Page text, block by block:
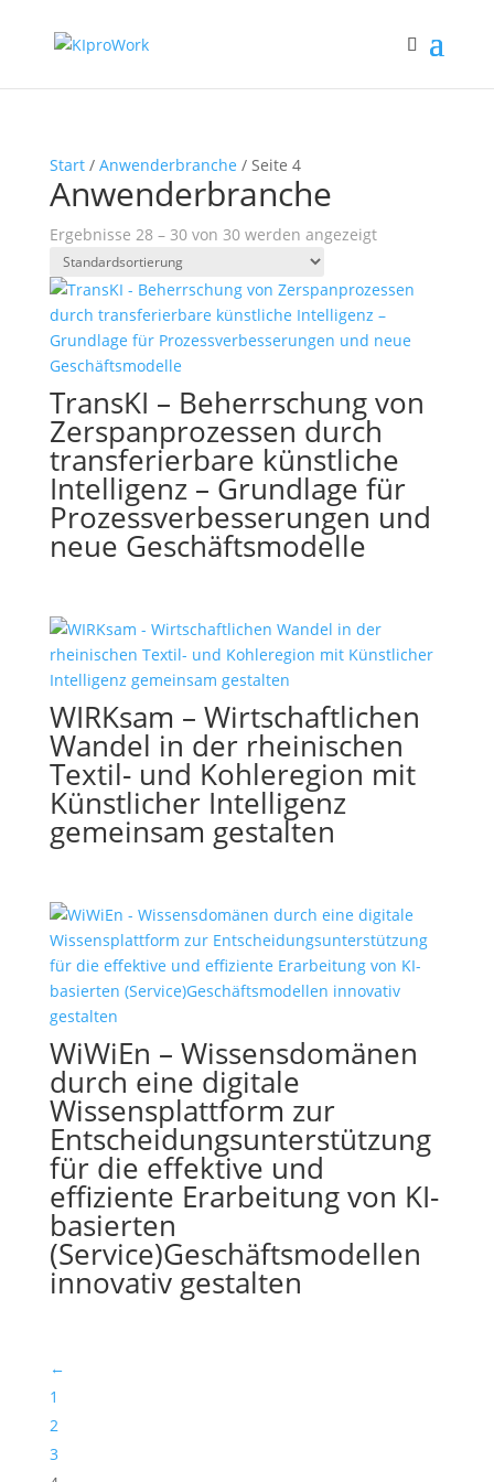
Start/ Anwenderbranche / Seite 4
Anwenderbranche
Ergebnisse 28 – 30 von 30 werden angezeigt
TransKI – Beherrschung von
Zerspanprozessen durch
transferierbare künstliche
Intelligenz – Grundlage für
Prozessverbesserungen und
neue Geschäftsmodelle
WIRKsam – Wirtschaftlichen
Wandel in der rheinischen
Textil- und Kohleregion mit
Künstlicher Intelligenz
gemeinsam gestalten
WiWiEn – Wissensdomänen
durch eine digitale
Wissensplattform zur
Entscheidungsunterstützung
für die effektive und
effiziente Erarbeitung von KI-
basierten
(Service)Geschäftsmodellen
innovativ gestalten
←
1
2
3